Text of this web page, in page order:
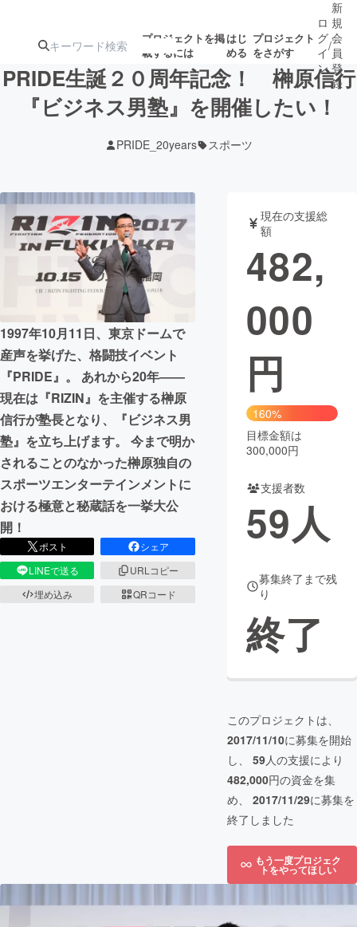
プロジェクトを掲
載するには
はじ
める
プロジェクト
をさがす
ジェクト
ロジェクト
アート・写真 音楽
テクノロジー・ガジェット ゲーム・サ
映像・映画
ビジネス・起業
まちづくり・地域活性化
CAMPFIRE for Social Good CAMPFIRE Creation
CAMPFIREふるさと納税machi-ya コミュニティ
ロ
グ
イ
ン
/
新
規
会
員
登
録
PRIDE生誕２０周年記念！ 榊原信行
『ビジネス男塾』を開催したい！
PRIDE_20years スポーツ
1997年10月11日、東京ドームで
産声を挙げた、格闘技イベント
『PRIDE』。 あれから20年――
現在は『RIZIN』を主催する榊原
信行が塾長となり、『ビジネス男
塾』を立ち上げます。 今まで明か
されることのなかった榊原独自の
スポーツエンターテインメントに
おける極意と秘蔵話を一挙大公
開！
ポスト
シェア
LINEで送る
URLコピー
埋め込み
QRコード
現在の支援総
額
482,
000
円
160%
目標金額は
300,000円
支援者数
59人
募集終了まで残
り
終了
このプロジェクトは、
2017/11/10に募集を開始
し、 59人の支援により
482,000円の資金を集
め、 2017/11/29に募集を
終了しました
もう一度プロジェク
トをやってほしい